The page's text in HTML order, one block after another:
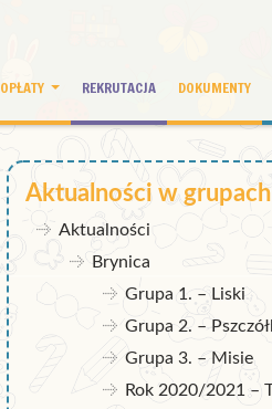
OPŁATY REKRUTACJA DOKUMENTY
Aktualności w grupach
Aktualności
Brynica
Grupa 1. – Liski
Grupa 2. –
Grupa 3. – Misie
Rok 2020/2021 –